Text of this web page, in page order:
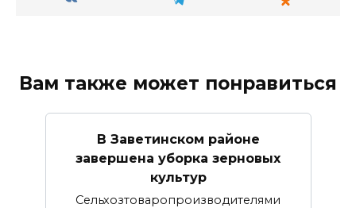
Вам также может понравиться
В Заветинском районе
завершена уборка зерновых
культур
Сельхозтоваропроизводителями